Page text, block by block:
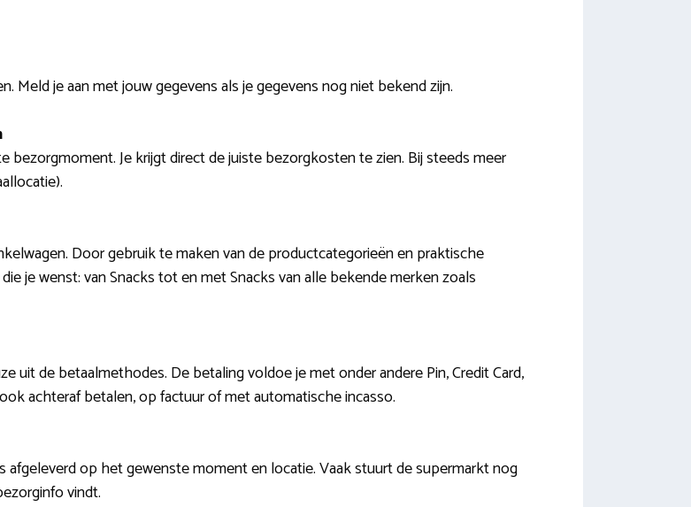
Meld je aan met jouw gegevens als je gegevens nog niet bekend zijn.
bezorgmoment. Je krijgt direct de juiste bezorgkosten te zien. Bij steeds meer
Door gebruik te maken van de productcategorieën en praktische
je wenst: van Snacks tot en met Snacks van alle bekende merken zoals
uit de betaalmethodes. De betaling voldoe je met onder andere Pin, Credit Card,
achteraf betalen, op factuur of met automatische incasso.
op het gewenste moment en locatie. Vaak stuurt de supermarkt nog
vindt.